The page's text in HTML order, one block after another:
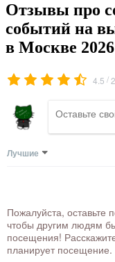
Отзывы про
событий на
в Москве 2026
4.5 /2
Лучшие
Пожалуйста, оставьте
чтобы другим людям
посещения!
планирует посещение.